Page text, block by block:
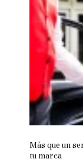
Más que un
tu marca